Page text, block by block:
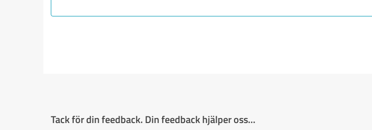
Tack för din feedback. Din feedback hjälper oss...